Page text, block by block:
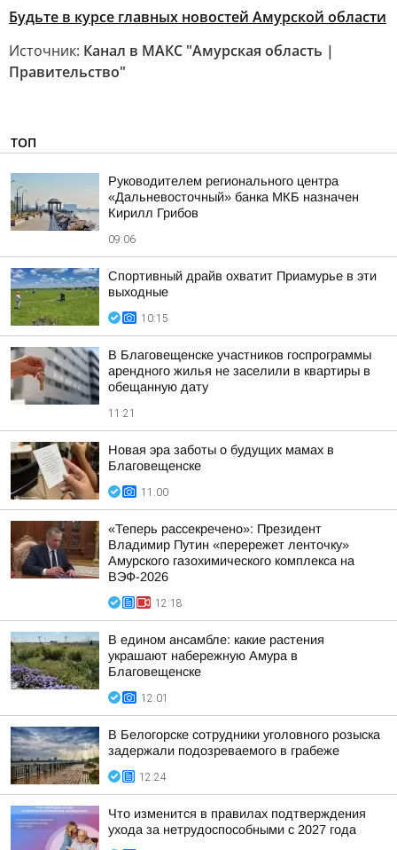
Будьте в курсе главных новостей Амурской области
Источник: Канал в МАКС "Амурская область |
Правительство"
ТОП
Руководителем регионального центра
«Дальневосточный» банка МКБ назначен
Кирилл Грибов
09:06
Спортивный драйв охватит Приамурье в эти
выходные
10:15
В Благовещенске участников госпрограммы
арендного жилья не заселили в квартиры в
обещанную дату
11:21
Новая эра заботы о будущих мамах в
Благовещенске
11:00
«Теперь рассекречено»: Президент
Владимир Путин «перережет ленточку»
Амурского газохимического комплекса на
ВЭФ-2026
12:18
В едином ансамбле: какие растения
украшают набережную Амура в
Благовещенске
12:01
В Белогорске сотрудники уголовного розыска
задержали подозреваемого в грабеже
12:24
Что изменится в правилах подтверждения
ухода за нетрудоспособными с 2027 года